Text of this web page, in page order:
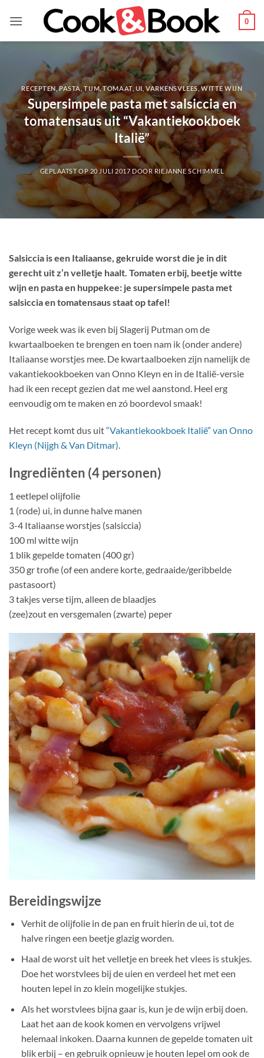
naar
0
RECEPTEN,PASTA,TIJM,TOMAAT, UI ,VARKENSVLEES ,WITTE WIJN
Supersimpele pasta met salsiccia en
tomatensaus uit “Vakantiekookboek
Italië”
GEPLAATST OP20 JULI 2017 DOORRIEJANNE SCHIMMEL
Salsiccia is een Italiaanse, gekruide worst die je in dit
gerecht uit z’n velletje haalt. Tomaten erbij, beetje witte
wijn en pasta en huppekee: je supersimpele pasta met
salsiccia en tomatensaus staat op tafel!
Vorige week was ik even bij Slagerij Putman om de
kwartaalboeken te brengen en toen nam ik (onder andere)
Italiaanse worstjes mee. De kwartaalboeken zijn namelijk de
vakantiekookboeken van Onno Kleyn en in de Italië-versie
had ik een recept gezien dat me wel aanstond. Heel erg
eenvoudig om te maken en zó boordevol smaak!
Het recept komt dus uit“Vakantiekookboek Italië” van Onno
Kleyn (Nijgh & Van Ditmar)
Ingrediënten (4 personen)
1 eetlepel olijfolie
1 (rode) ui, in dunne halve manen
3-4 Italiaanse worstjes (salsiccia)
100 ml witte wijn
1 blik gepelde tomaten (400 gr)
350 gr trofie (of een andere korte, gedraaide/geribbelde
pastasoort)
3 takjes verse tijm, alleen de blaadjes
(zee)zout en versgemalen (zwarte) peper
Bereidingswijze
Verhit de olijfolie in de pan en fruit hierin de ui, tot de
halve ringen een beetje glazig worden.
Haal de worst uit het velletje en breek het vlees is stukjes.
Doe het worstvlees bij de uien en verdeel het met een
houten lepel in zo klein mogelijke stukjes.
Als het worstvlees bijna gaar is, kun je de wijn erbij doen.
Laat het aan de kook komen en vervolgens vrijwel
helemaal inkoken. Daarna kunnen de gepelde tomaten uit
blik erbij – en gebruik opnieuw je houten lepel om ook de